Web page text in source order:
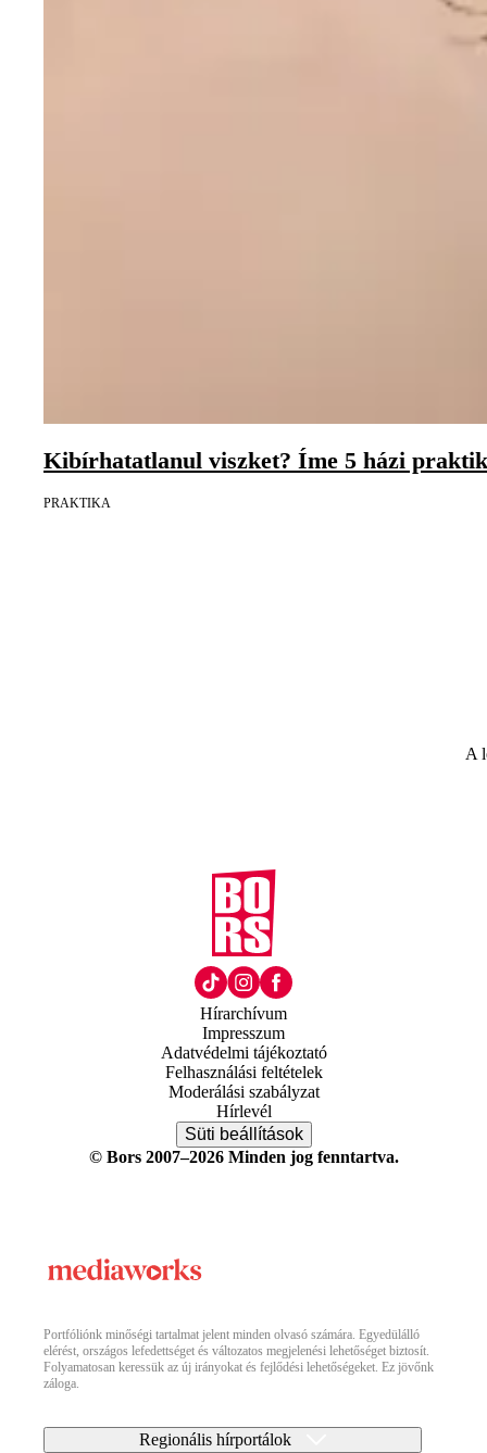
Kibírhatatlanul viszket? Íme 5 házi
PRAKTIKA
A
Hírarchívum
Impresszum
Adatvédelmi tájékoztató
Felhasználási feltételek
Moderálási szabályzat
Hírlevél
Süti beállítások
© Bors 2007–2026 Minden jog fenntartva.
Portfóliónk minőségi tartalmat jelent minden olvasó számára. Egyedülálló
elérést, országos lefedettséget és változatos megjelenési lehetőséget biztosít.
Folyamatosan keressük az új irányokat és fejlődési lehetőségeket. Ez jövőnk
záloga.
Regionális hírportálok